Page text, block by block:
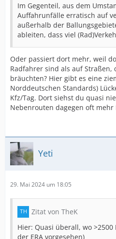
Im Gegenteil, aus dem
Auffahrunfälle erratisch auf
außerhalb der
ableiten, dass viel
Oder passiert dort mehr, weil
Radfahrer sind als auf Straßen,
bräuchten? Hier gibt es eine
Norddeutschen Standards)
Kfz/Tag. Dort siehst du quasi
Nebenrouten dagegen oft mehr
Yeti
29. Mai 2024 um 18:05
Zitat von TheK
Hier: Quasi überall, wo
der ERA vorgesehen)